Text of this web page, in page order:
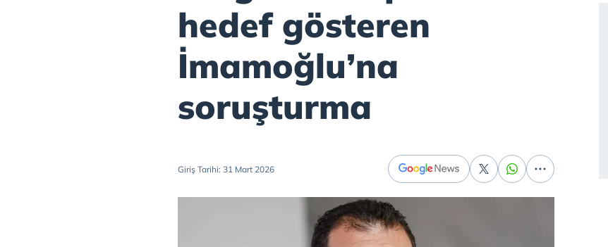
hedef gösteren
İmamoğlu’na
soruşturma
Giriş Tarihi: 31 Mart 2026